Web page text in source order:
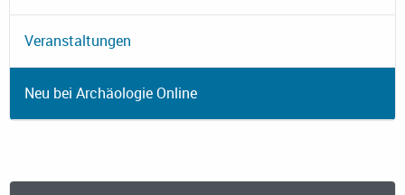
Veranstaltungen
Neu bei Archäologie Online